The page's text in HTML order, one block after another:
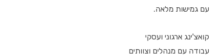
עם גמישות מלאה.
קואצ'ינג ארגוני ועסקי
עבודה עם מנהלים וצוותים